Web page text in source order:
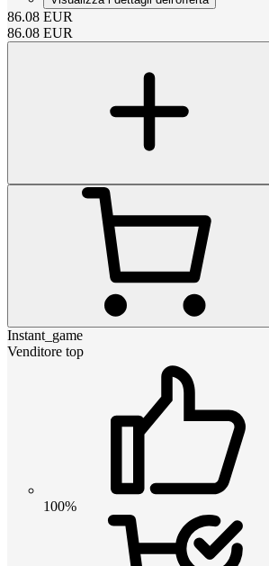
86.08 EUR
86.08 EUR
Instant_game
Venditore top
100%